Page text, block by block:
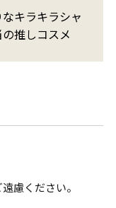
キラキラシャ
推しコスメ
慮ください。